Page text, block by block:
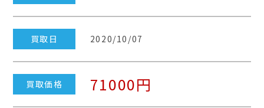
買取日 2020/10/07
買取価格 71000円